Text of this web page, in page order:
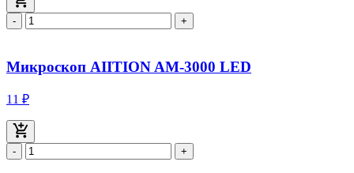
- +
Микроскоп AIITION AM-3000 LED
11 ₽
- +